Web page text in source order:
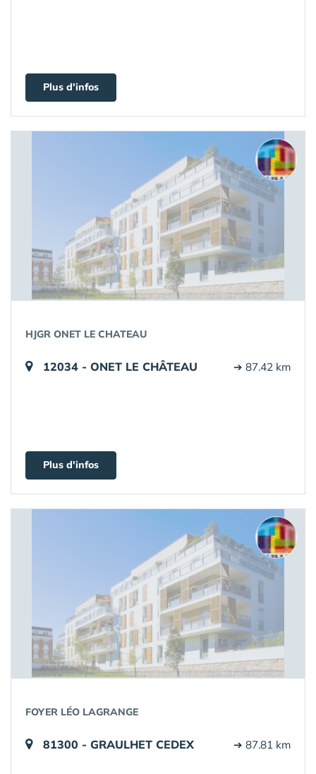
Plus d'infos
HJGR ONET LE CHATEAU
12034 - ONET LE CHÂTEAU ➔ 87.42 km
Plus d'infos
FOYER LÉO LAGRANGE
81300 - GRAULHET CEDEX ➔ 87.81 km